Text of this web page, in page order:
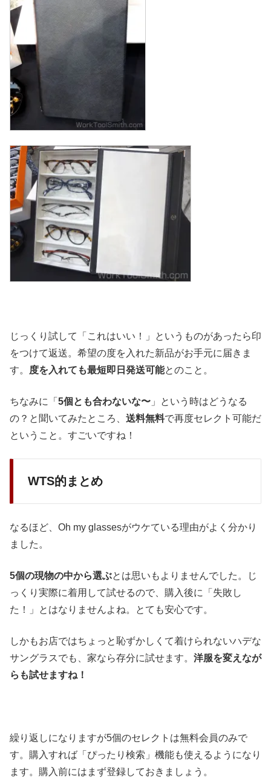
じっくり試して「これはいい！」というものがあったら印
をつけて返送。希望の度を入れた新品がお手元に届きま
す。
度を入れても最短即日発送可能とのこと。
ちなみに「 5個とも合わないな〜 」という時はどうなる
の？と聞いてみたところ、 送料無料で再度セレクト可能だ
ということ。すごいですね！
WTS的まとめ
なるほど、Oh my glassesがウケている理由がよく分かり
ました。
5個の現物の中から選ぶとは思いもよりませんでした。じ
っくり実際に着用して試せるので、購入後に「失敗し
た！」とはなりませんよね。とても安心です。
しかもお店ではちょっと恥ずかしくて着けられないハデな
サングラスでも、家なら存分に試せます。 洋服を変えなが
らも試せますね！
繰り返しになりますが5個のセレクトは無料会員のみで
す。購入すれば「ぴったり検索」機能も使えるようになり
ます。購入前にはまず登録しておきましょう。